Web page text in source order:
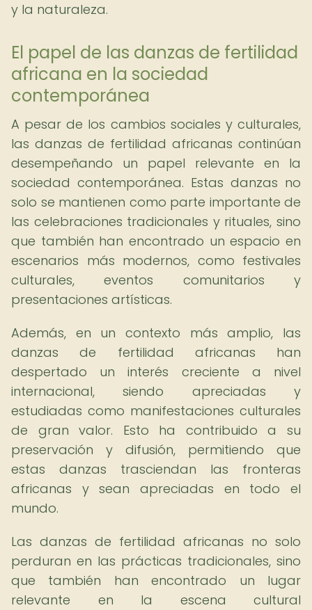
y la naturaleza.
El papel de las danzas de fertilidad
africana en la sociedad
contemporánea
A pesar de los cambios sociales y culturales,
las danzas de fertilidad africanas continúan
desempeñando un papel relevante en la
sociedad contemporánea. Estas danzas no
solo se mantienen como parte importante de
las celebraciones tradicionales y rituales, sino
que también han encontrado un espacio en
escenarios más modernos, como festivales
culturales, eventos comunitarios y
presentaciones artísticas.
Además, en un contexto más amplio, las
danzas de fertilidad africanas han
despertado un interés creciente a nivel
internacional, siendo apreciadas y
estudiadas como manifestaciones culturales
de gran valor. Esto ha contribuido a su
preservación y difusión, permitiendo que
estas danzas trasciendan las fronteras
africanas y sean apreciadas en todo el
mundo.
Las danzas de fertilidad africanas no solo
perduran en las prácticas tradicionales, sino
que también han encontrado un lugar
relevante en la escena cultural